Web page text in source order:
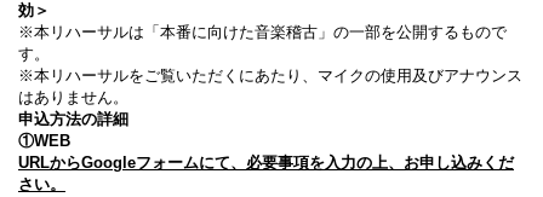
効＞
※本リハーサルは「本番に向けた音楽稽古」の一部を公開するもので
す。
※本リハーサルをご覧いただくにあたり、マイクの使用及びアナウンス
はありません。
申込方法の詳細
①WEB
URLからGoogleフォームにて、必要事項を入力の上、お申し込みくだ
さい。